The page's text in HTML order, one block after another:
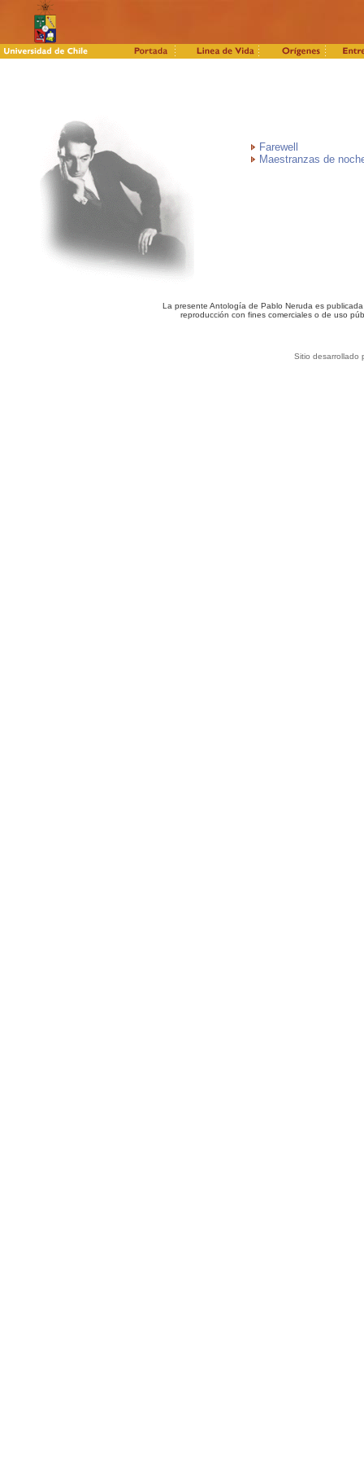
Farewell
Maestranzas de
La presente Antología de Pablo Neruda es
reproducción con fines comerciales o de uso
Sitio desarrollado